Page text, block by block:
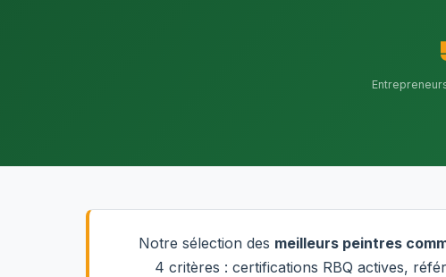
Notre sélection des meilleurs peintres
4 critères : certifications RBQ actives,